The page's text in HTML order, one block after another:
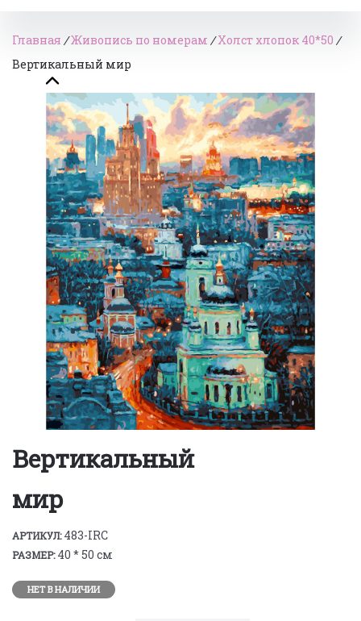
Главная /Живопись по номерам /Холст хлопок 40*50 /
Вертикальный мир
Вертикальный
мир
АРТИКУЛ:483-IRC
РАЗМЕР:40 * 50 см
НЕТ В НАЛИЧИИ